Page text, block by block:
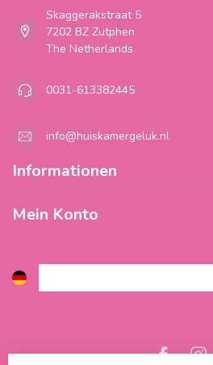
Skaggerakstraat 5
7202 BZ Zutphen
The Netherlands
0031-613382445
info@huiskamergeluk.nl
Informationen
Mein Konto